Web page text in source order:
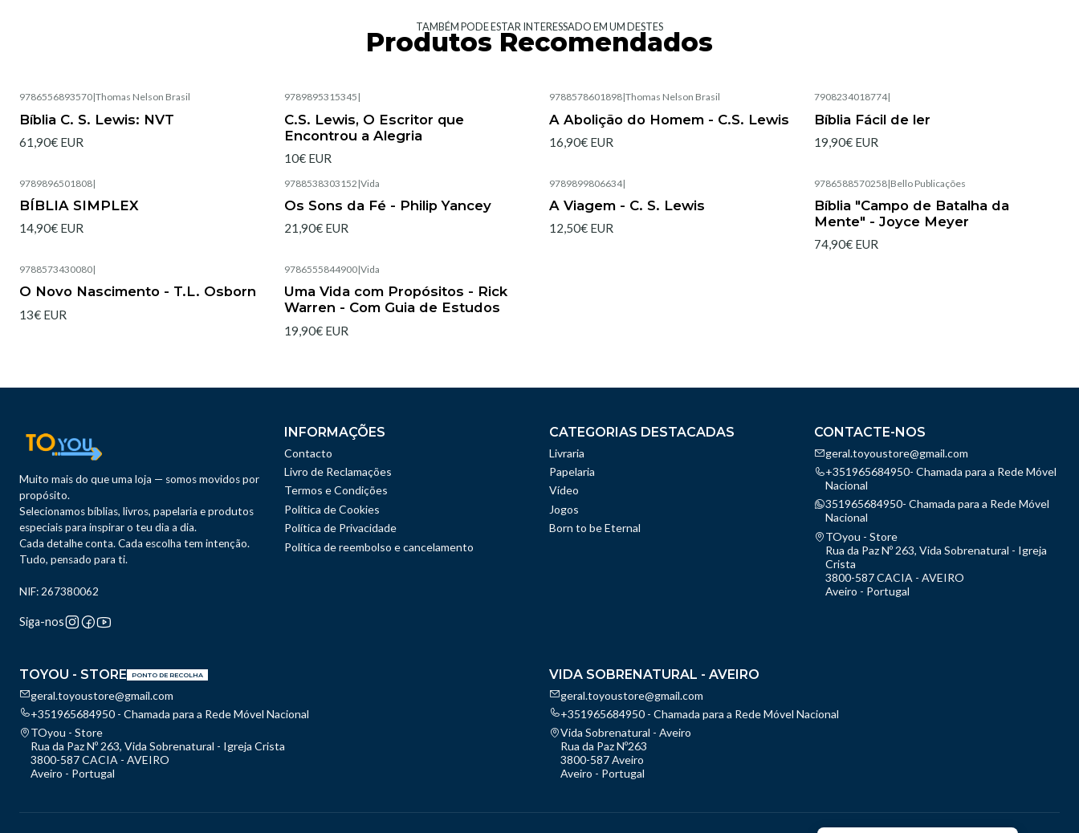
TAMBÉM PODE ESTAR INTERESSADO EM UM DESTES
Produtos Recomendados
9786556893570|Thomas Nelson Brasil
Bíblia C. S. Lewis: NVT
61,90€ EUR
9789895315345 |
C.S. Lewis, O Escritor que
Encontrou a Alegria
10€ EUR
9788578601898|Thomas Nelson Brasil
A Abolição do Homem - C.S. Lewis
16,90€ EUR
7908234018774|
Bíblia Fácil de ler
19,90€ EUR
9789896501808|
BÍBLIA SIMPLEX
14,90€ EUR
9788538303152 |Vida
Os Sons da Fé - Philip Yancey
21,90€ EUR
9789899806634|
A Viagem - C. S. Lewis
12,50€ EUR
9786588570258|Bello Publicações
Bíblia "Campo de Batalha da
Mente" - Joyce Meyer
74,90€ EUR
9788573430080|
O Novo Nascimento - T.L. Osborn
13€ EUR
9786555844900|Vida
Uma Vida com Propósitos - Rick
Warren - Com Guia de Estudos
19,90€ EUR
Muito mais do que uma loja — somos movidos por
propósito.
Selecionamos bíblias, livros, papelaria e produtos
especiais para inspirar o teu dia a dia.
Cada detalhe conta. Cada escolha tem intenção.
Tudo, pensado para ti.
NIF: 267380062
Siga-nos
INFORMAÇÕES
Contacto
Livro de Reclamações
Termos e Condições
Política de Cookies
Política de Privacidade
Politica de reembolso e cancelamento
CATEGORIAS DESTACADAS
Livraria
Papelaria
Vídeo
Jogos
Born to be Eternal
CONTACTE-NOS
geral.toyoustore@gmail.com
+351965684950- Chamada para a Rede Móvel
Nacional
351965684950- Chamada para a Rede Móvel
Nacional
TOyou - Store
Rua da Paz Nº 263, Vida Sobrenatural - Igreja
Crista
3800-587 CACIA - AVEIRO
Aveiro - Portugal
TOYOU - STORE PONTO DE RECOLHA
geral.toyoustore@gmail.com
+351965684950 - Chamada para a Rede Móvel Nacional
TOyou - Store
Rua da Paz Nº 263, Vida Sobrenatural - Igreja Crista
3800-587 CACIA - AVEIRO
Aveiro - Portugal
VIDA SOBRENATURAL - AVEIRO
geral.toyoustore@gmail.com
+351965684950 - Chamada para a Rede Móvel Nacional
Vida Sobrenatural - Aveiro
Rua da Paz Nº263
3800-587 Aveiro
Aveiro - Portugal